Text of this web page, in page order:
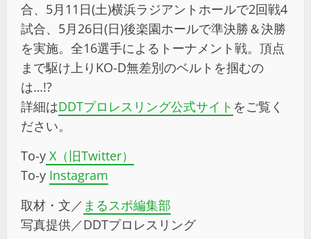
合、5月11日(土)横浜ラジアントホールで2回戦4
試合、5月26日(日)後楽園ホールで準決勝＆決勝
を実施。全16選手によるトーナメント戦。頂点
まで駆け上りKO-D無差別のベルトを掴むの
は…!?
詳細はDDTプロレスリング公式サイト をご覧く
ださい。
To-y X（旧Twitter）
To-y Instagram
取材・文／ まるスポ編集部
写真提供／DDTプロレスリング